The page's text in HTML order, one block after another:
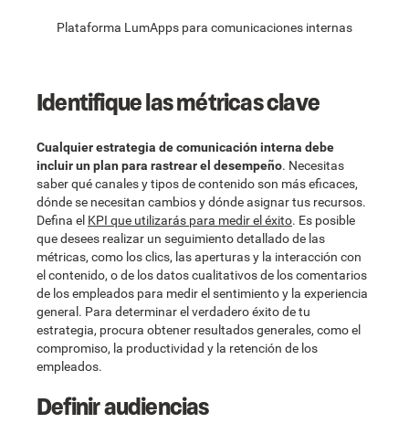
Plataforma LumApps para comunicaciones internas
Identifique las métricas clave
Cualquier estrategia de comunicación interna debe
incluir un plan para rastrear el desempeño. Necesitas
saber qué canales y tipos de contenido son más eficaces,
dónde se necesitan cambios y dónde asignar tus recursos.
Defina el KPI que utilizarás para medir el éxito. Es posible
que desees realizar un seguimiento detallado de las
métricas, como los clics, las aperturas y la interacción con
el contenido, o de los datos cualitativos de los comentarios
de los empleados para medir el sentimiento y la experiencia
general. Para determinar el verdadero éxito de tu
estrategia, procura obtener resultados generales, como el
compromiso, la productividad y la retención de los
empleados.
Definir audiencias